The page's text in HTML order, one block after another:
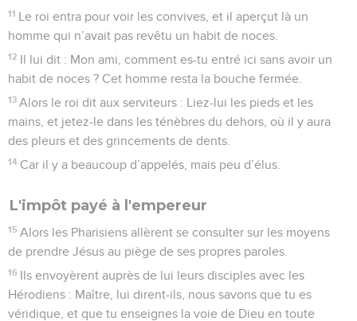
11 Le roi entra pour voir les convives, et il aperçut là un
homme qui n’avait pas revêtu un habit de noces.
12 Il lui dit : Mon ami, comment es-tu entré ici sans avoir un
habit de noces ? Cet homme resta la bouche fermée.
13 Alors le roi dit aux serviteurs : Liez-lui les pieds et les
mains, et jetez-le dans les ténèbres du dehors, où il y aura
des pleurs et des grincements de dents.
14 Car il y a beaucoup d’appelés, mais peu d’élus.
L'impôt payé à l'empereur
15 Alors les Pharisiens allèrent se consulter sur les moyens
de prendre Jésus au piège de ses propres paroles.
16 Ils envoyèrent auprès de lui leurs disciples avec les
Hérodiens : Maître, lui dirent-ils, nous savons que tu es
véridique, et que tu enseignes la voie de Dieu en toute